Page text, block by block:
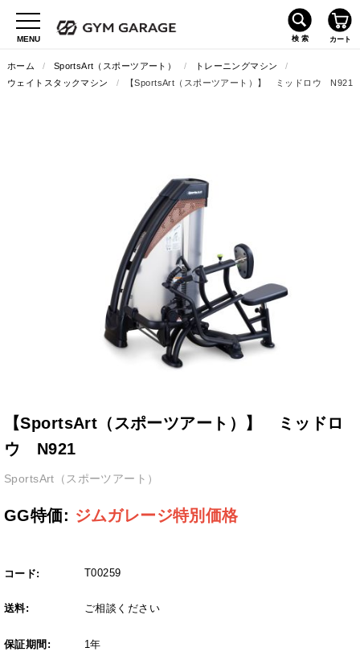
ホーム / SportsArt（スポーツアート） / トレーニングマシン
/
ウェイトスタックマシン
/ 【SportsArt（スポーツアート）】 ミッドロウ N921
【SportsArt（スポーツアート）】 ミッドロ
ウ N921
SportsArt（スポーツアート）
GG特価: ジムガレージ特別価格
コード: T00259
送料: ご相談ください
保証期間: 1年